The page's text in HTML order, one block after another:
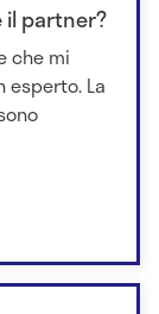
il partner?
che mi
La